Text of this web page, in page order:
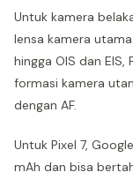
Untuk kamera
lensa kamera
hingga OIS dan
formasi kamera
dengan AF.
Untuk Pixel 7,
mAh dan bisa